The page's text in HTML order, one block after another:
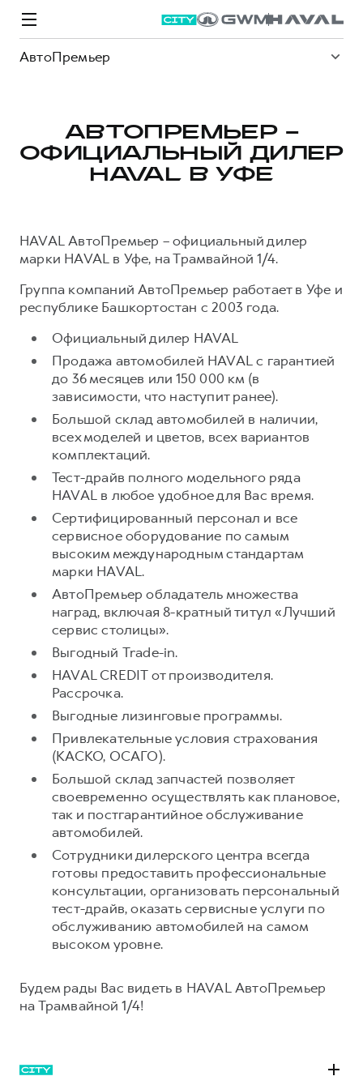
АвтоПремьер
Модели
M6 JOLION
от 3 499 000 ₽
от 2 899 000 ₽
F7X
от 3 449 000 ₽
Покупателям
Автомобили в наличии
Конфигуратор HAVAL
Аксессуары HAVAL
Каталоги и прайс-листы
Программа «HAVAL Защита+»
Тест-драйв
Трейд-ин
КРЕДИТ И СТРАХОВАНИЕ
Кредитный калькулятор
Страхование
Кредит
КОРПОРАТИВНЫМ КЛИЕНТАМ
Для малого бизнеса
Корпоративным клиентам
Крупным корпоративным клиентам
Система управления автопарком
Сервис для корпоративных клиентов
HAVAL Лизинг
АКСЕССУАРЫ HAVAL
Автомобильные аксессуары
Коллекция CITY
Коллекция Базовая
Коллекция Детская
Владельцам
Все о сервисе
Запись на сервис
Моторное масло
Стоимость ТО
СЕРВИСНОЕ ОБСЛУЖИВАНИЕ
Нулевое ТО
Программа «Помощь на дороге»
Электронный ПТС
ПОДДЕРЖКА
GWM Безопасность
Гарантия HAVAL
Мобильное приложение GWM
Программа «HAVAL Защита+»
Руководства по эксплуатации
Подписки
АКСЕССУАРЫ HAVAL
Автомобильные аксессуары
Коллекция CITY
Коллекция Базовая
Коллекция Детская
Спецпредложения
Покупателям
Владельцам
О дилере
О бренде
Новости
О GWM
ИНФОРМАЦИЯ О ДИЛЕРЕ
О дилере
Контакты
АВТОПРЕМЬЕР –
ОФИЦИАЛЬНЫЙ ДИЛЕР
HAVAL В УФЕ
HAVAL АвтоПремьер – официальный дилер
марки HAVAL в Уфе, на Трамвайной 1/4.
Группа компаний АвтоПремьер работает в Уфе и
республике Башкортостан с 2003 года.
Официальный дилер HAVAL
Продажа автомобилей HAVAL с гарантией
до 36 месяцев или 150 000 км (в
зависимости, что наступит ранее).
Большой склад автомобилей в наличии,
всех моделей и цветов, всех вариантов
комплектаций.
Тест-драйв полного модельного ряда
HAVAL в любое удобное для Вас время.
Сертифицированный персонал и все
сервисное оборудование по самым
высоким международным стандартам
марки HAVAL.
АвтоПремьер обладатель множества
наград, включая 8-кратный титул «Лучший
сервис столицы».
Выгодный Trade-in.
HAVAL CREDIT от производителя.
Рассрочка.
Выгодные лизинговые программы.
Привлекательные условия страхования
(КАСКО, ОСАГО).
Большой склад запчастей позволяет
своевременно осуществлять как плановое,
так и постгарантийное обслуживание
автомобилей.
Сотрудники дилерского центра всегда
готовы предоставить профессиональные
консультации, организовать персональный
тест-драйв, оказать сервисные услуги по
обслуживанию автомобилей на самом
высоком уровне.
Будем рады Вас видеть в HAVAL АвтоПремьер
на Трамвайной 1/4!